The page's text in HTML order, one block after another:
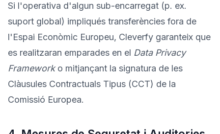
Si l'operativa d'algun sub-encarregat (p. ex.
suport global) impliqués transferències fora de
l'Espai Econòmic Europeu, Cleverfy garanteix que
es realitzaran emparades en el Data Privacy
Frameworko mitjançant la signatura de les
Clàusules Contractuals Tipus (CCT) de la
Comissió Europea.